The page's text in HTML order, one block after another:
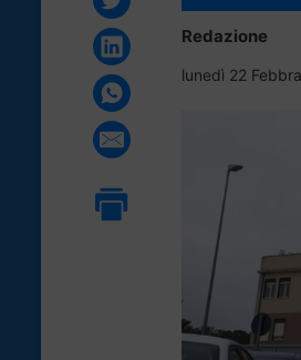
Redazione
lunedì 22